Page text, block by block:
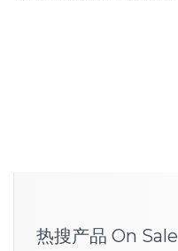
热搜产品 On Sale